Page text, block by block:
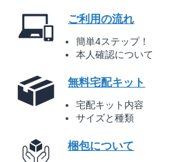
ご利用の流れ
簡単4ステップ！
本人確認について
無料宅配キット
宅配キット内容
サイズと種類
梱包について